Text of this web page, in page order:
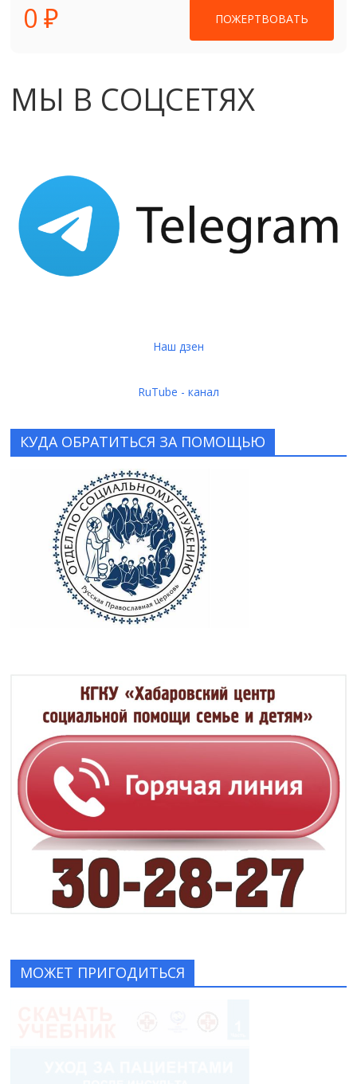
0 ₽ ПОЖЕРТВОВАТЬ
МЫ В СОЦСЕТЯХ
Наш дзен
RuTube - канал
КУДА ОБРАТИТЬСЯ ЗА ПОМОЩЬЮ
МОЖЕТ ПРИГОДИТЬСЯ